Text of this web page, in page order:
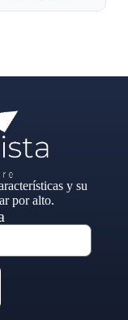
y su
por alto.